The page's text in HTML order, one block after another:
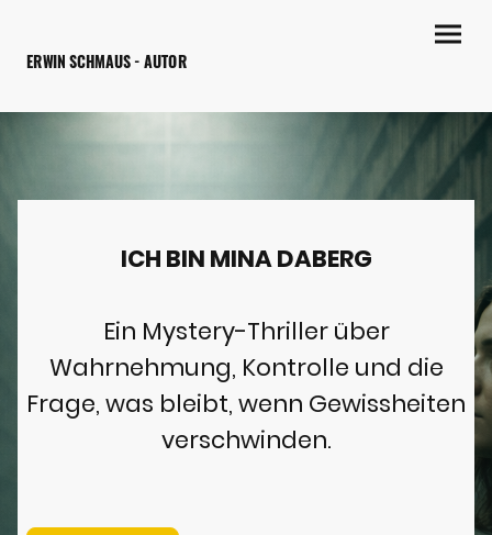
ERWIN SCHMAUS - AUTOR
ICH BIN MINA DABERG
Ein Mystery-Thriller über
Wahrnehmung, Kontrolle und die
Frage, was bleibt, wenn Gewissheiten
verschwinden.